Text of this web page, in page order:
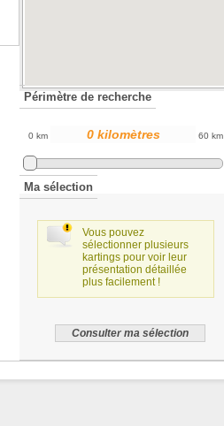
Périmètre de recherche
0 km 60 km
Ma sélection
Vous pouvez
sélectionner plusieurs
kartings pour voir leur
présentation détaillée
plus facilement !